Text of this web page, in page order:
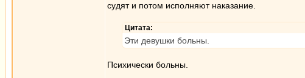
судят и потом исполняют наказание.
Цитата:
Эти девушки больны.
Психически больны.